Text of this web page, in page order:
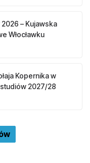
– Kujawska
Włocławku
Kopernika w
2027/28